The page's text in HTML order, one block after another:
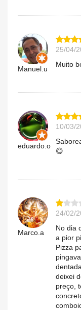
Manuel.u
25/04/
Muito
eduardo.o
10/03/
😋
Marco.a
24/02/
No dia
a pior
Pizza
deixei
preço,